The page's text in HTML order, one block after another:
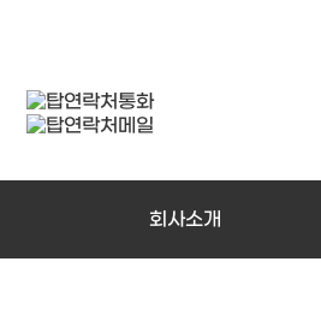
회사소개